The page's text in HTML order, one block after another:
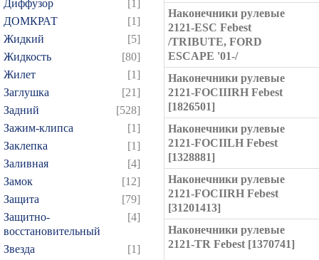
Диффузор
[1]
ДОМКРАТ
[1]
Жидкий
[5]
Жидкость
[80]
Жилет
[1]
Заглушка
[21]
Задний
[528]
Зажим-клипса
[1]
Заклепка
[1]
Заливная
[4]
Замок
[12]
Защита
[79]
Защитно-
восстановительный
[4]
Звезда
[1]
Наконечники рулевые
2121-ESC Febest
/TRIBUTE, FORD
ESCAPE '01-/
Наконечники рулевые
2121-FOCIIIRH Febest
[1826501]
Наконечники рулевые
2121-FOCIILH Febest
[1328881]
Наконечники рулевые
2121-FOCIIRH Febest
[31201413]
Наконечники рулевые
2121-TR Febest [1370741]